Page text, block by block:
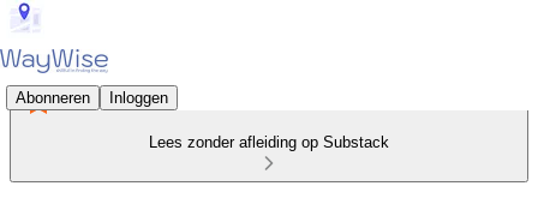
Abonneren Inloggen
Lees zonder afleiding op Substack